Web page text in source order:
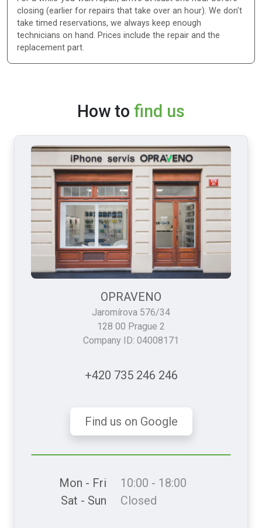
closing (earlier for repairs that take over an hour). We don't
take timed reservations, we always keep enough
technicians on hand. Prices include the repair and the
replacement part.
How to find us
OPRAVENO
Jaromírova 576/34
128 00 Prague 2
Company ID: 04008171
+420 735 246 246
Find us on Google
Mon - Fri
10:00 - 18:00
Sat - Sun
Closed